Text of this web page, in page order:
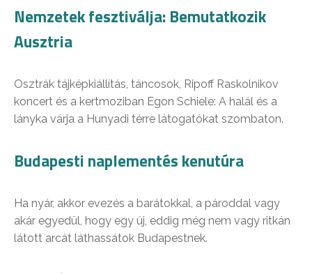
Nemzetek fesztiválja: Bemutatkozik
Ausztria
Osztrák tájképkiállítás, táncosok, Ripoff Raskolnikov
koncert és a kertmoziban Egon Schiele: A halál és a
lányka várja a Hunyadi térre látogatókat szombaton.
Budapesti naplementés kenutúra
Ha nyár, akkor evezés a barátokkal, a pároddal vagy
akár egyedül, hogy egy új, eddig még nem vagy ritkán
látott arcát láthassátok Budapestnek.